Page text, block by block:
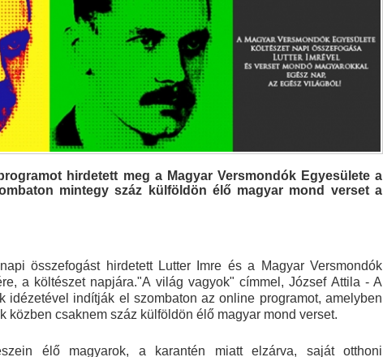
hirdetett meg a Magyar Versmondók Egyesülete a
mintegy száz külföldön élő magyar mond verset a
összefogást hirdetett Lutter Imre és a Magyar Versmondók
a költészet napjára."A világ vagyok" címmel, József Attila - A
idézetével indítják el szombaton az online programot, amelyben
közben csaknem száz külföldön élő magyar mond verset.
élő magyarok, a karantén miatt elzárva, saját otthoni